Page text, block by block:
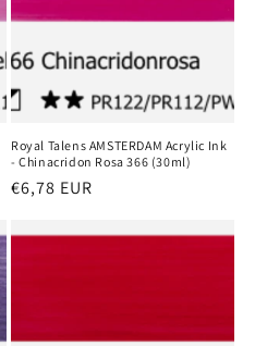
Royal Talens AMSTERDAM Acrylic Ink
- Chinacridon Rosa 366 (30ml)
Normaler
€6,78 EUR